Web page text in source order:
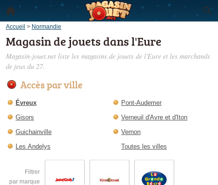
Accueil > Normandie
Magasin de jouets dans l'Eure
Magasin-jouet.net liste les magasins de jouets de l'Eure et les marchands
de jeux du 27.
Accès par ville
Évreux
Gisors
Guichainville
Les Andelys
Pont-Audemer
Verneuil d'Avre et d'Iton
Vernon
Toutes les villes
Filtrer
par marque